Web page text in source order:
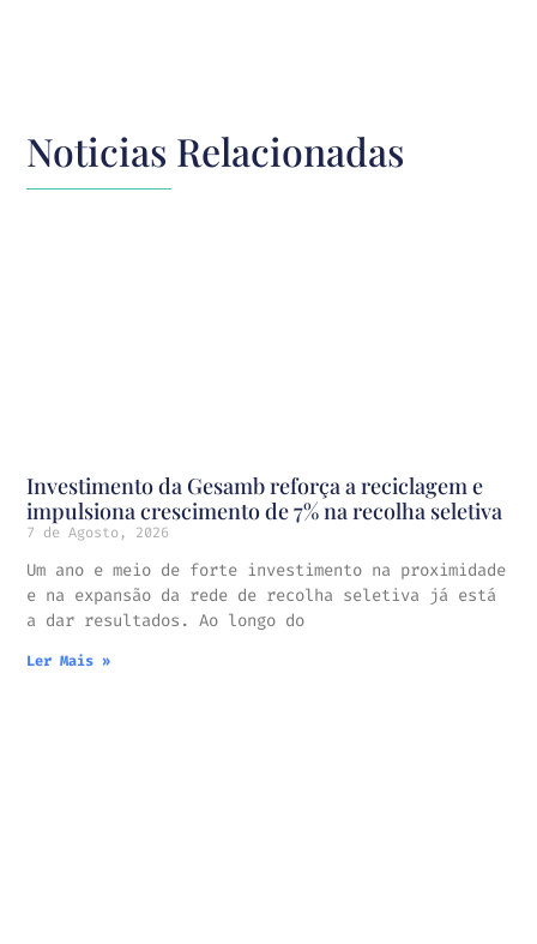
Noticias Relacionadas
Investimento da Gesamb reforça a reciclagem e
impulsiona crescimento de 7% na recolha seletiva
7 de Agosto, 2026
Um ano e meio de forte investimento na proximidade
e na expansão da rede de recolha seletiva já está
a dar resultados. Ao longo do
Ler Mais »